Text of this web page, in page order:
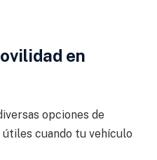
en
opciones de
cuando tu vehículo